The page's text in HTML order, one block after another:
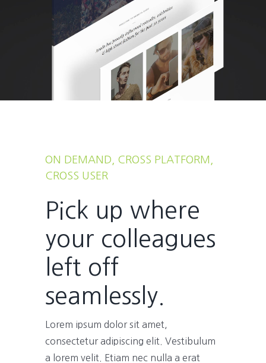
ON DEMAND, CROSS PLATFORM,
CROSS USER
Pick up where
your colleagues
left off
seamlessly.
Lorem ipsum dolor sit amet,
consectetur adipiscing elit. Vestibulum
a lorem velit. Etiam nec nulla a erat